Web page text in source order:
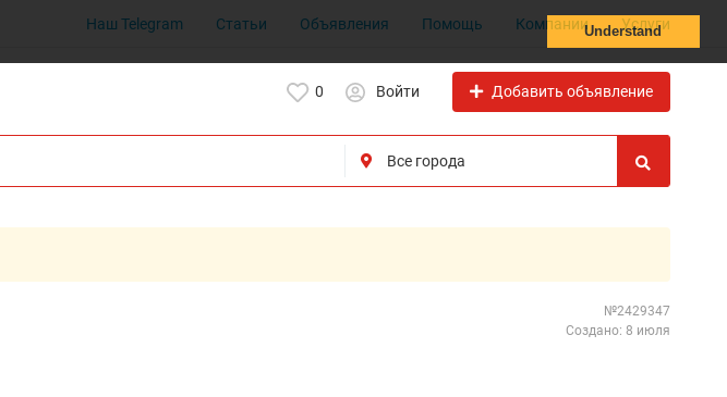
Understand
Наш Telegram Статьи Объявления Помощь Компании Услуги
0 Войти Добавить объявление
№2429347
Создано: 8 июля